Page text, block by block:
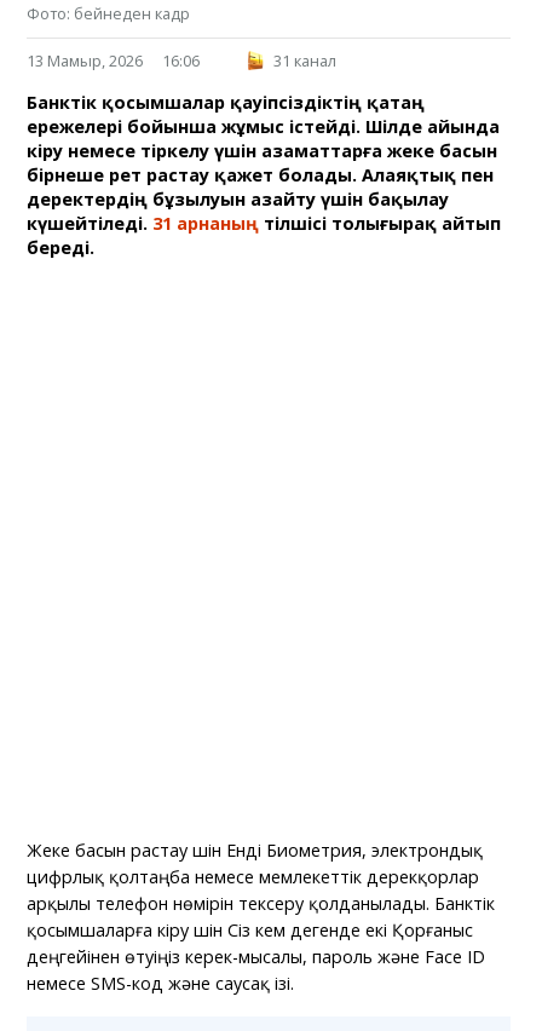
Фото: бейнеден кадр
13 Мамыр, 2026 16:06 31 канал
Банктік қосымшалар қауіпсіздіктің қатаң
ережелері бойынша жұмыс істейді. Шілде айында
кіру немесе тіркелу үшін азаматтарға жеке басын
бірнеше рет растау қажет болады. Алаяқтық пен
деректердің бұзылуын азайту үшін бақылау
күшейтіледі. 31 арнаның тілшісі толығырақ айтып
береді.
Жеке басын растау үшін Енді Биометрия, электрондық
цифрлық қолтаңба немесе мемлекеттік дерекқорлар
арқылы телефон нөмірін тексеру қолданылады. Банктік
қосымшаларға кіру үшін Сіз кем дегенде екі Қорғаныс
деңгейінен өтуіңіз керек-мысалы, пароль және Face ID
немесе SMS-код және саусақ ізі.